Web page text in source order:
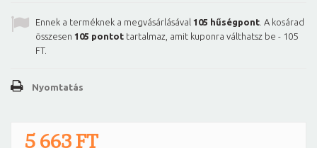
Ennek a terméknek a megvásárlásával 105 hűségpont . A kosárad
összesen 105 pontot tartalmaz, amit kuponra válthatsz be - 105
FT.
Nyomtatás
5 663 FT